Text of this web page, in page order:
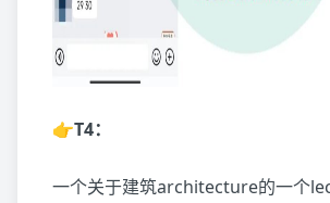
👉T4：
一个关于建筑architecture的一个